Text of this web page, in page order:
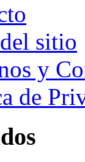
sitio
y
de